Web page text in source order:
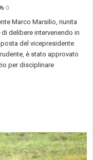
0
Marco Marsilio, riunita
delibere intervenendo in
del vicepresidente
è stato approvato
per disciplinare